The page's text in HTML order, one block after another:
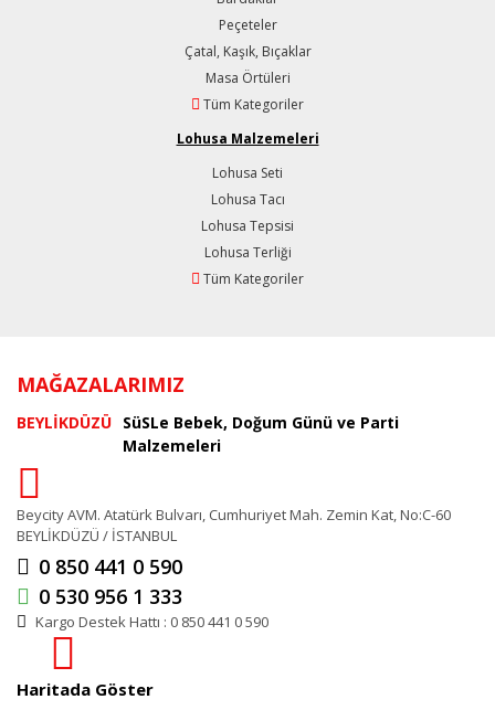
Peçeteler
Çatal, Kaşık, Bıçaklar
Masa Örtüleri
Tüm Kategoriler
Lohusa Malzemeleri
Lohusa Seti
Lohusa Tacı
Lohusa Tepsisi
Lohusa Terliği
Tüm Kategoriler
MAĞAZALARIMIZ
BEYLİKDÜZÜ SüSLe Bebek, Doğum Günü ve Parti
Malzemeleri
Beycity AVM. Atatürk Bulvarı, Cumhuriyet Mah. Zemin Kat, No:C-60
BEYLİKDÜZÜ / İSTANBUL
0 850 441 0 590
0 530 956 1 333
Kargo Destek Hattı : 0 850 441 0 590
Haritada Göster